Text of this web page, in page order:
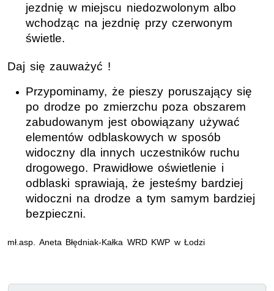
jezdnię w miejscu niedozwolonym albo
wchodząc na jezdnię przy czerwonym
świetle.
Daj się zauważyć !
Przypominamy, że pieszy poruszający się
po drodze po zmierzchu poza obszarem
zabudowanym jest obowiązany używać
elementów odblaskowych w sposób
widoczny dla innych uczestników ruchu
drogowego. Prawidłowe oświetlenie i
odblaski sprawiają, że jesteśmy bardziej
widoczni na drodze a tym samym bardziej
bezpieczni.
mł.asp. Aneta Błędniak-Kałka WRD KWP w Łodzi